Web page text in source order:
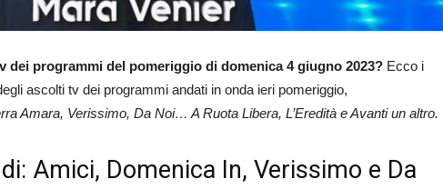
dei programmi del pomeriggio di domenica 4 giugno 2023? Ecco i
ascolti tv dei programmi andati in onda ieri pomeriggio,
Amara, Verissimo, Da Noi… A Ruota Libera, L’Eredità e Avanti un altro.
Amici, Domenica In, Verissimo e Da